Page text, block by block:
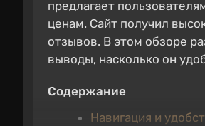
предлагает
ценам. Сайт получил
отзывов. В этом обзоре
выводы, насколько он
Содержание
Навигация и